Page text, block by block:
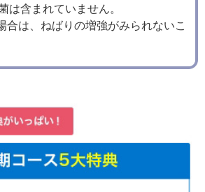
は含まれていません。
合は、ねばりの増強がみられないこ